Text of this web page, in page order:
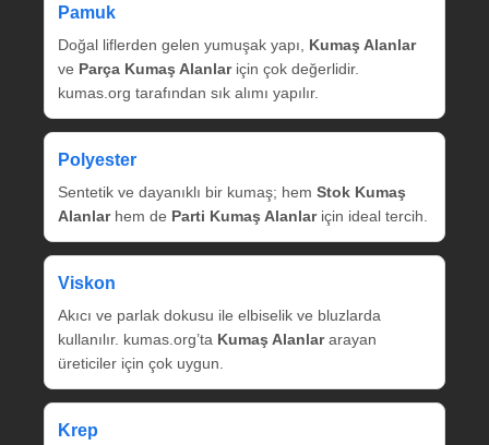
Pamuk
Doğal liflerden gelen yumuşak yapı, Kumaş Alanlar
ve Parça Kumaş Alanlariçin çok değerlidir.
kumas.org tarafından sık alımı yapılır.
Polyester
Sentetik ve dayanıklı bir kumaş; hem Stok Kumaş
Alanlarhem de Parti Kumaş Alanlariçin ideal tercih.
Viskon
Akıcı ve parlak dokusu ile elbiselik ve bluzlarda
kullanılır. kumas.org’ta Kumaş Alanlararayan
üreticiler için çok uygun.
Krep